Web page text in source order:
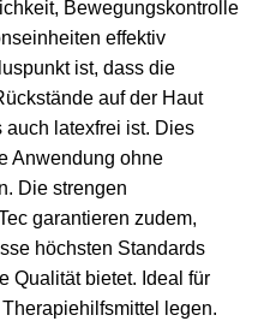
Bewegungskontrolle
effektiv
ist, dass die
auf der Haut
auch latexfrei ist. Dies
Anwendung ohne
Die strengen
garantieren zudem,
höchsten Standards
Qualität bietet. Ideal für
legen.